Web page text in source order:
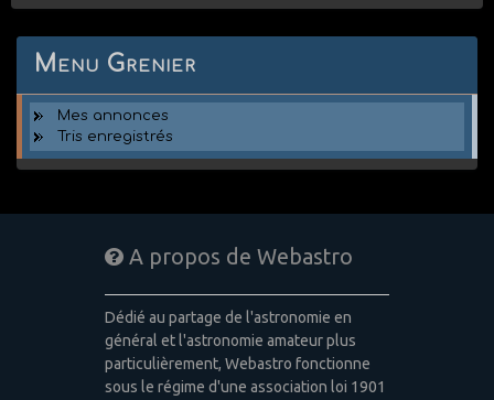
Menu Grenier
Mes annonces
Tris enregistrés
A propos de Webastro
Dédié au partage de l'astronomie en
général et l'astronomie amateur plus
particulièrement, Webastro fonctionne
sous le régime d'une association loi 1901